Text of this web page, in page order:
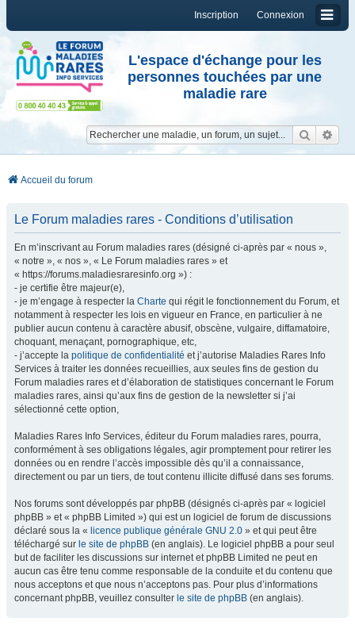
Connexion
Inscription
L'espace d'échange pour les
personnes touchées par une
maladie rare
Accueil du forum
Le Forum maladies rares - Conditions d’utilisation
En m’inscrivant au Forum maladies rares (désigné ci-après par « nous »,
« notre », « nos », « Le Forum maladies rares » et
« https://forums.maladiesraresinfo.org ») :
- je certifie être majeur(e),
- je m’engage à respecter la Charte qui régit le fonctionnement du Forum, et
notamment à respecter les lois en vigueur en France, en particulier à ne
publier aucun contenu à caractère abusif, obscène, vulgaire, diffamatoire,
choquant, menaçant, pornographique, etc,
- j’accepte la politique de confidentialité et j’autorise Maladies Rares Info
Services à traiter les données recueillies, aux seules fins de gestion du
Forum maladies rares et d’élaboration de statistiques concernant le Forum
maladies rares, ainsi qu’aux fins de gestion de la newsletter si j’ai
sélectionné cette option,
Maladies Rares Info Services, éditeur du Forum maladies rares, pourra,
conformément à ses obligations légales, agir promptement pour retirer les
données ou en rendre l’accès impossible dès qu’il a connaissance,
directement ou par un tiers, de tout contenu illicite diffusé dans ses forums.
Nos forums sont développés par phpBB (désignés ci-après par « logiciel
phpBB » et « phpBB Limited ») qui est un logiciel de forum de discussions
déclaré sous la « licence publique générale GNU 2.0 » et qui peut être
téléchargé sur le site de phpBB (en anglais). Le logiciel phpBB a pour seul
but de faciliter les discussions sur internet et phpBB Limited ne peut en
aucun cas être tenu comme responsable de la conduite et du contenu que
nous acceptons et que nous n’acceptons pas. Pour plus d’informations
concernant phpBB, veuillez consulter le site de phpBB (en anglais).